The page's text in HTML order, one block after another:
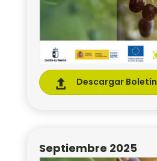
 Descargar Boletín
Septiembre 2025